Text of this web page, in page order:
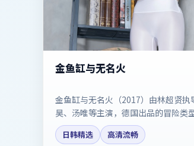
金鱼缸与无名火
金鱼缸与无名火（2017）由林超贤执
昊、汤唯等主演，德国出品的冒险类
与情感戏比例拿捏得当。剧情简介与
参考，上映日期以片方资料为准。
日韩精选
高清流畅